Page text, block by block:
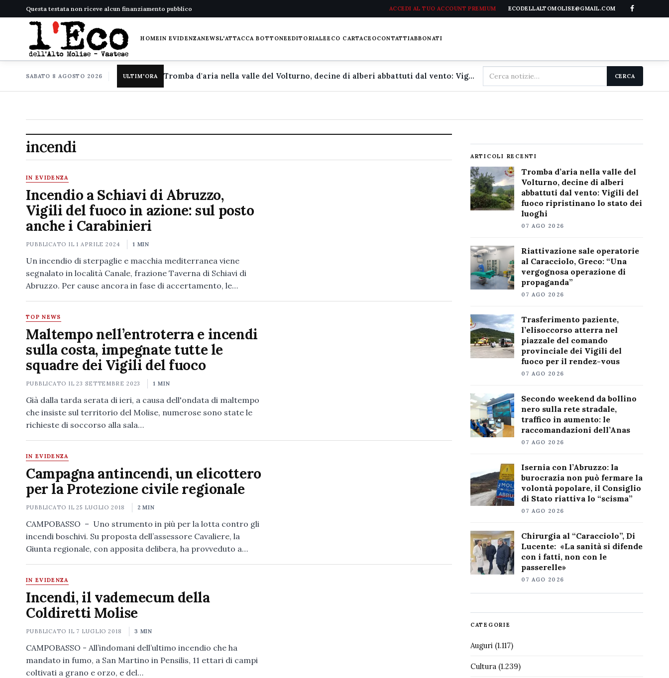
Questa testata non riceve alcun finanziamento pubblico ACCEDI AL TUO ACCOUNT PREMIUM ECODELLALTOMOLISE@GMAIL.COM
HOMEIN EVIDENZANEWSL'ATTACCA BOTTONEEDITORIALEECO CARTACEOCONTATTIABBONATI
SABATO 8 AGOSTO 2026 ULTIM'ORA Tromba d'aria nella valle del Volturno, decine di alberi abbattuti dal vento: Vigili del fuoco ripristinano lo stato dei luoghi
Cerca
nel
CERCA
incendi
IN EVIDENZA
Incendio a Schiavi di Abruzzo,
Vigili del fuoco in azione: sul posto
anche i Carabinieri
PUBBLICATO IL1 APRILE 2024 1 MIN
Un incendio di sterpaglie e macchia mediterranea viene
segnalato in località Canale, frazione Taverna di Schiavi di
Abruzzo. Per cause ancora in fase di accertamento, le…
TOP NEWS
Maltempo nell’entroterra e incendi
sulla costa, impegnate tutte le
squadre dei Vigili del fuoco
PUBBLICATO IL23 SETTEMBRE 2023 1 MIN
Già dalla tarda serata di ieri, a causa dell'ondata di maltempo
che insiste sul territorio del Molise, numerose sono state le
richieste di soccorso alla sala…
IN EVIDENZA
Campagna antincendi, un elicottero
per la Protezione civile regionale
PUBBLICATO IL25 LUGLIO 2018 2 MIN
CAMPOBASSO – Uno strumento in più per la lotta contro gli
incendi boschivi. Su proposta dell’assessore Cavaliere, la
Giunta regionale, con apposita delibera, ha provveduto a…
IN EVIDENZA
Incendi, il vademecum della
Coldiretti Molise
PUBBLICATO IL 7 LUGLIO 2018 3 MIN
CAMPOBASSO - All’indomani dell’ultimo incendio che ha
mandato in fumo, a San Martino in Pensilis, 11 ettari di campi
coltivati a grano e orzo, e del…
ARTICOLI RECENTI
Tromba d’aria nella valle del
Volturno, decine di alberi
abbattuti dal vento: Vigili del
fuoco ripristinano lo stato dei
luoghi
07 AGO 2026
Riattivazione sale operatorie
al Caracciolo, Greco: “Una
vergognosa operazione di
propaganda”
07 AGO 2026
Trasferimento paziente,
l’elisoccorso atterra nel
piazzale del comando
provinciale dei Vigili del
fuoco per il rendez-vous
07 AGO 2026
Secondo weekend da bollino
nero sulla rete stradale,
traffico in aumento: le
raccomandazioni dell’Anas
07 AGO 2026
Isernia con l’Abruzzo: la
burocrazia non può fermare la
volontà popolare, il Consiglio
di Stato riattiva lo “scisma”
07 AGO 2026
Chirurgia al “Caracciolo”, Di
Lucente: «La sanità si difende
con i fatti, non con le
passerelle»
07 AGO 2026
CATEGORIE
Auguri(1.117)
Cultura(1.239)